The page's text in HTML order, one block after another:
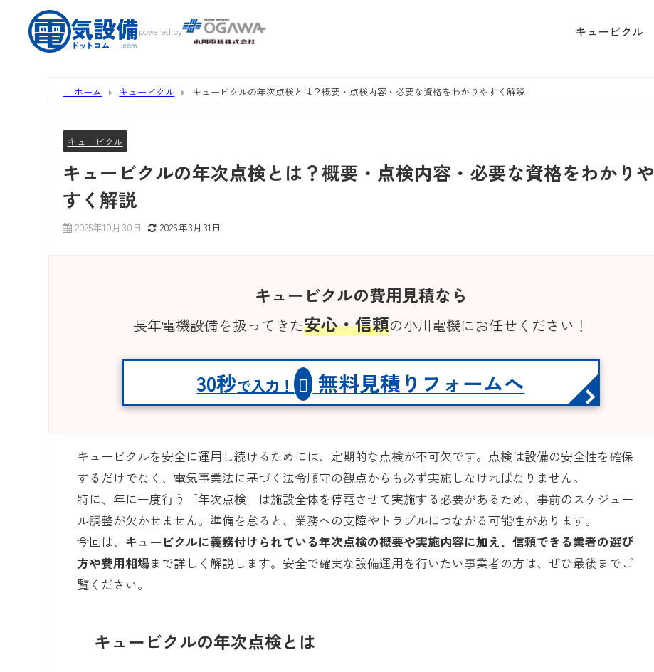
powered by キュービクル
ホーム キュービクル キュービクルの年次点検とは？概要・点検内容・必要な資格をわかりやすく解説
キュービクル
キュービクルの年次点検とは？概要・点検内容・必要な資格をわかりや
すく解説
2025年10月30日 2026年3月31日
キュービクルの費用見積なら
長年電機設備を扱ってきた安心・信頼の小川電機にお任せください！
30秒で入力！ 無料見積りフォームへ
キュービクルを安全に運用し続けるためには、定期的な点検が不可欠です。点検は設備の安全性を確保
するだけでなく、電気事業法に基づく法令順守の観点からも必ず実施しなければなりません。
特に、年に一度行う「年次点検」は施設全体を停電させて実施する必要があるため、事前のスケジュー
ル調整が欠かせません。準備を怠ると、業務への支障やトラブルにつながる可能性があります。
今回は、 キュービクルに義務付けられている年次点検の概要や実施内容に加え、信頼できる業者の選び
方や費用相場まで詳しく解説します。安全で確実な設備運用を行いたい事業者の方は、ぜひ最後までご
覧ください。
キュービクルの年次点検とは